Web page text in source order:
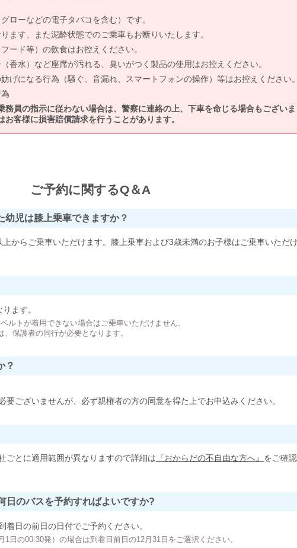
ローなどの電子タバコを含む）です。
ます、また泥酔状態でのご乗車もお断りいたします。
ード等）の飲食はお控えください。
香水）など座席が汚れる、臭いがつく製品の使用はお控えください。
げになる行為（騒ぐ、音漏れ、スマートフォンの操作）等はお控えください
務員の指示に従わない場合は、警察に連絡の上、下車を命じる場合もございま
客様に損害賠償請求を行うことがあります。
ご予約に関するQ＆A
児は膝上乗車できますか？
からご乗車いただけます。膝上乗車および3歳未満のお子様はご乗車いただ
ます。
ルトが着用できない場合はご乗車いただけません。
保護者の同行が必要となります。
？
要ございませんが、必ず親権者の方の同意を得た上でお申込みください。
ごとに適用範囲が異なりますので詳細は 『おからだの不自由な方へ』 をご確
日のバスを予約すればよいですか?
日の前日の日付でご予約ください。
日の00:30発）の場合は到着日前日の12月31日をご選択ください。